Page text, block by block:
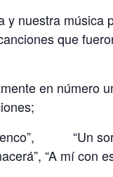
nuestra música
que
en número
“Un
“A mí con